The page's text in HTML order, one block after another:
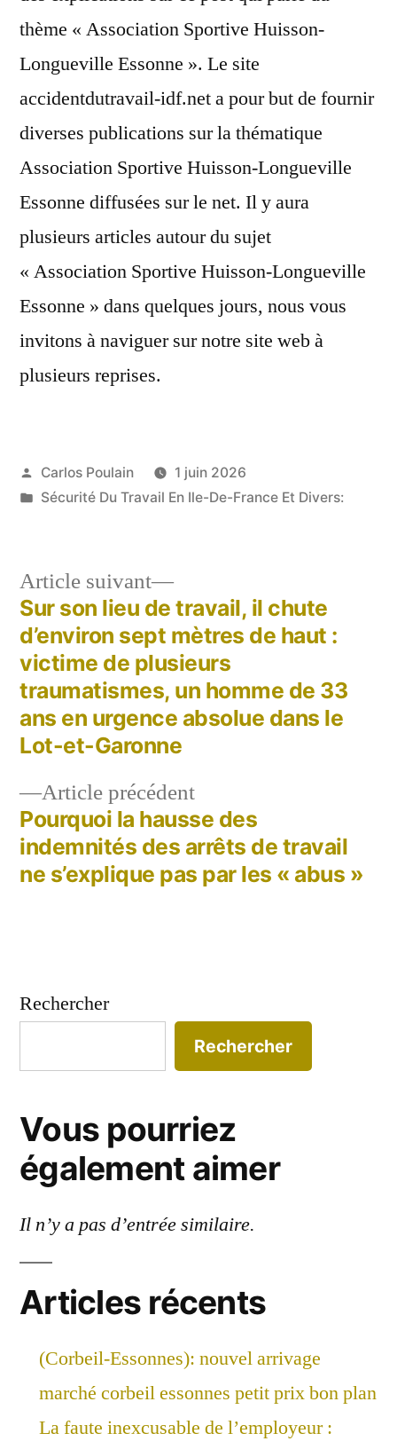
thème « Association Sportive Huisson-
Longueville Essonne ». Le site
accidentdutravail-idf.net a pour but de fournir
diverses publications sur la thématique
Association Sportive Huisson-Longueville
Essonne diffusées sur le net. Il y aura
plusieurs articles autour du sujet
« Association Sportive Huisson-Longueville
Essonne » dans quelques jours, nous vous
invitons à naviguer sur notre site web à
plusieurs reprises.
Publié
par
Carlos Poulain
1 juin 2026
Publié
Sécurité Du Travail En Ile-De-France Et Divers:
Navigation
de
l’article
Article précédentArticle
précédent :
Pourquoi la hausse des
indemnités des arrêts de travail
ne s’explique pas par les « abus »
Article suivant
Article
suivant :
Sur son lieu de travail, il chute
d’environ sept mètres de haut :
victime de plusieurs
traumatismes, un homme de 33
ans en urgence absolue dans le
Lot-et-Garonne
Rechercher
Rechercher
Vous pourriez
également aimer
Il n’y a pas d’entrée similaire.
Articles récents
(Corbeil-Essonnes): nouvel arrivage
marché corbeil essonnes petit prix bon plan
La faute inexcusable de l’employeur :